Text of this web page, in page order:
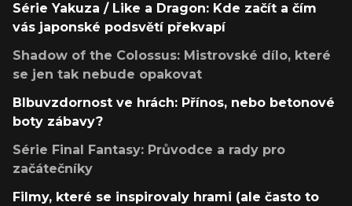
Série Yakuza / Like a Dragon: Kde začít a čím
vás japonské podsvětí překvapí
Shadow of the Colossus: Mistrovské dílo, které
se jen tak nebude opakovat
Blbuvzdornost ve hrách: Přínos, nebo betonové
boty zábavy?
Série Final Fantasy: Průvodce a rady pro
začátečníky
Filmy, které se inspirovaly hrami (ale často to